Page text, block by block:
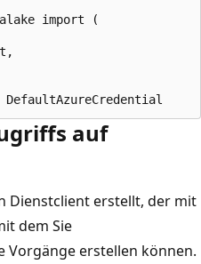
import (
auf
Dienstclient erstellt, der mit
dem Sie
Vorgänge erstellen können.